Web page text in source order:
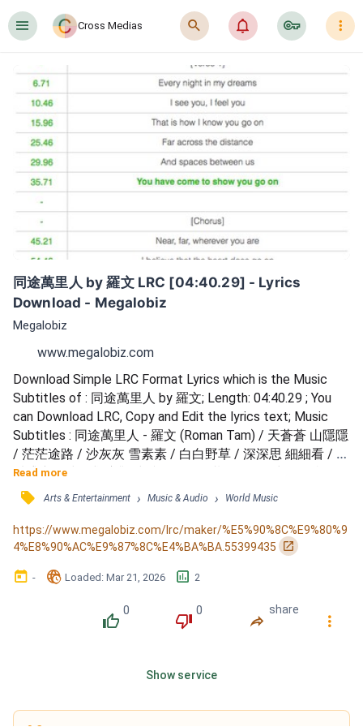
󰍜 Cross Medias 󰍉 󰂜 󰷖 󰇙
同途萬里人 by 羅文 LRC [04:40.29] - Lyrics
Download - Megalobiz
Megalobiz
www.megalobiz.com
Download Simple LRC Format Lyrics which is the Music
Subtitles of : 同途萬里人 by 羅文; Length: 04:40.29 ; You
can Download LRC, Copy and Edit the lyrics text; Music
Subtitles : 同途萬里人 - 羅文 (Roman Tam) / 天蒼蒼 山隱隱
/ 茫茫途路 / 沙灰灰 雪素素 / 白白野草 / 深深思 細細看 / 共
覓盛唐瀚浩 / 戈壁灘 沙丘間 / 聽聽漢風 / 邊關中 野照裡 /
認認宋土 / 找心根 我與你 / 共覓面前大道 / 互伴上前路 / 同
攜尋正道 / 願共你同去踏開新絲路 / 叫同行萬里人 / 邁步莫
怕惡風高 / 我相信 / 同行萬里途 / 合力自會行對路 /...
Read more
󰓹 Arts & Entertainment › Music & Audio › World Music
https://www.megalobiz.com/lrc/maker/%E5%90%8C%E9%80%9
4%E8%90%AC%E9%87%8C%E4%BA%BA.55399435
󰏌
󰃶 - 󱉊 Loaded: Mar 21, 2026 󱕎 2
󰔔
0
󰔒
0
󰤲
share
󰇙
Show service